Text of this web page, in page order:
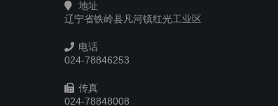
地址
辽宁省铁岭县凡河镇红光工业区
电话
024-78846253
传真
024-78848008